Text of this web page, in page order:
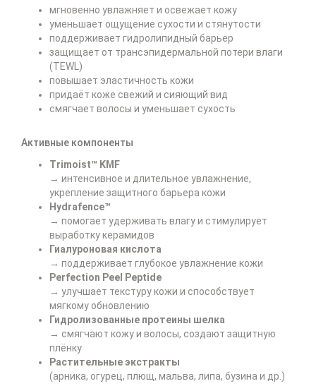
мгновенно увлажняет и освежает кожу
уменьшает ощущение сухости и стянутости
поддерживает гидролипидный барьер
защищает от трансэпидермальной потери влаги
(TEWL)
повышает эластичность кожи
придаёт коже свежий и сияющий вид
смягчает волосы и уменьшает сухость
Активные компоненты
Trimoist™ KMF
→ интенсивное и длительное увлажнение,
укрепление защитного барьера кожи
Hydrafence™
→ помогает удерживать влагу и стимулирует
выработку керамидов
Гиалуроновая кислота
→ поддерживает глубокое увлажнение кожи
Perfection Peel Peptide
→ улучшает текстуру кожи и способствует
мягкому обновлению
Гидролизованные протеины шелка
→ смягчают кожу и волосы, создают защитную
плёнку
Растительные экстракты
(арника, огурец, плющ, мальва, липа, бузина и др.)